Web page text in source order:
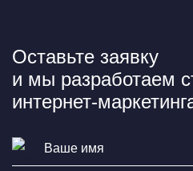
Оставьте заявку
и мы разработаем
интернет-